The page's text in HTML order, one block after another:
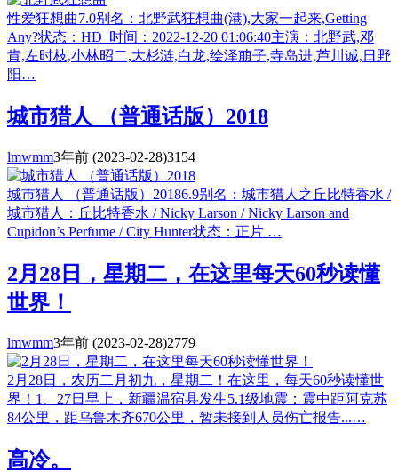
性爱狂想曲7.0别名：北野武狂想曲(港),大家一起来,Getting
Any?状态：HD 时间：2022-12-20 01:06:40主演：北野武,邓
肯,左时枝,小林昭二,大杉涟,白龙,绘泽萠子,寺岛进,芦川诚,日野
阳…
城市猎人 （普通话版）2018
lmwmm3年前 (2023-02-28)3154
城市猎人 （普通话版）20186.9别名：城市猎人之丘比特香水 /
城市猎人：丘比特香水 / Nicky Larson / Nicky Larson and
Cupidon’s Perfume / City Hunter状态：正片 …
2月28日，星期二，在这里每天60秒读懂
世界！
lmwmm3年前 (2023-02-28)2779
2月28日，农历二月初九，星期二！在这里，每天60秒读懂世
界！1、27日早上，新疆温宿县发生5.1级地震：震中距阿克苏
84公里，距乌鲁木齐670公里，暂未接到人员伤亡报告...…
高冷。